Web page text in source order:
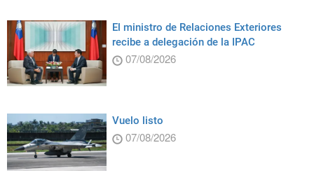
El ministro de Relaciones Exteriores
recibe a delegación de la IPAC
07/08/2026
Vuelo listo
07/08/2026